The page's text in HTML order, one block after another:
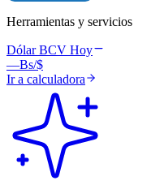
Herramientas y servicios
Dólar BCV Hoy
—Bs/$
Ir a calculadora